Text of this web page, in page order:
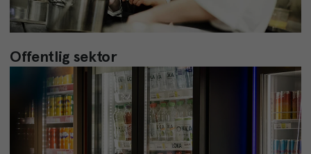
Offentlig sektor